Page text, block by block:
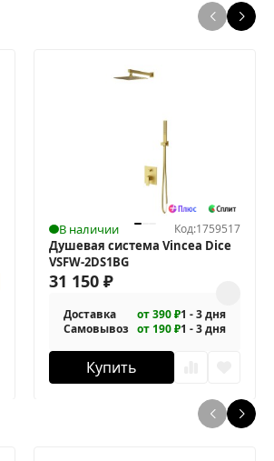
В наличии Код:1759517
Душевая система Vincea Dice
VSFW-2DS1BG
31 150₽
Доставка от 390 ₽1 - 3 дня
Самовывоз от 190 ₽1 - 3 дня
Купить